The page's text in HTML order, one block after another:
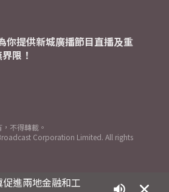
進兩地金融和工
你提供新城廣播節目直播及重
限！
不得轉載。
Corporation Limited. All rights